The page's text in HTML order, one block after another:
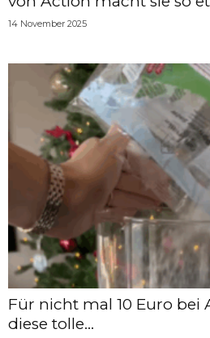
14 November 2025
Für nicht mal 10 Euro bei
diese tolle...